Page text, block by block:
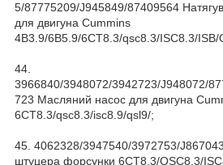
5/87775209/J945849/87409564
для двигуна Cummins
4B3.9/6B5.9/6CT8.3/qsc8.3/ISC8.3/ISB/
44.
3966840/3948072/3942723/J948072/
723 Масляний насос для двигуна
6CT8.3/qsc8.3/isc8.9/qsl9/;
45. 4062328/3947540/3972753/
штуцера форсунки 6CT8.3/QSC8.3/